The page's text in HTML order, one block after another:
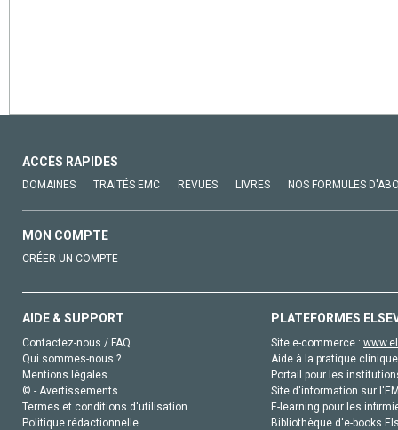
ACCÈS RAPIDES
DOMAINES TRAITÉS EMC REVUES LIVRES NOS FORMULES
MON COMPTE
CRÉER UN COMPTE
AIDE & SUPPORT
Contactez-nous / FAQ
Qui sommes-nous ?
Mentions légales
© - Avertissements
Termes et conditions d'utilisation
Politique rédactionnelle
PLATEFORMES
Site e-commerce :
Aide à la pratique
Portail pour les
Site d'information sur
E-learning pour les
Bibliothèque d'e-books